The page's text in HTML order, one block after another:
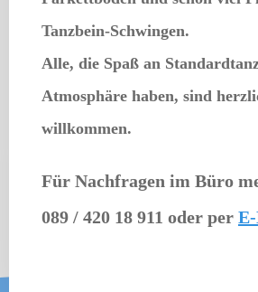
Tanzbein-Schwingen.
Alle, die Spaß an
Atmosphäre haben, sind
willkommen.
Für Nachfragen im Büro
089 / 420 18 911 oder per